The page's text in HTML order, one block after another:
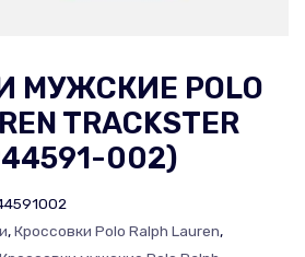
МУЖСКИЕ POLO
TRACKSTER
002)
,Кроссовки Polo Ralph Lauren,